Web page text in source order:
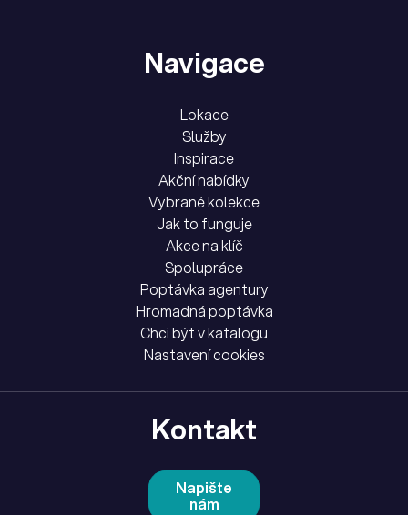
Navigace
Lokace
Služby
Inspirace
Akční nabídky
Vybrané kolekce
Jak to funguje
Akce na klíč
Spolupráce
Poptávka agentury
Hromadná poptávka
Chci být v katalogu
Nastavení cookies
Kontakt
Napište
nám